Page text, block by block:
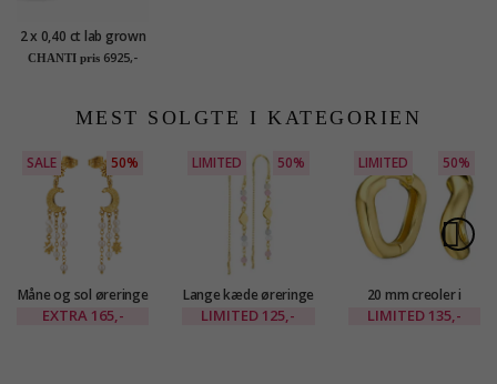
2 x 0,40 ct lab grown
diamant
med lab grown
diamant
CHANTI pris 6925,-
MEST SOLGTE I KATEGORIEN
SALE 50%
Måne og sol øreringe
i forgyldt messing -
EXTRA 165,-
LIMITED 50%
Lange kæde øreringe
i forgyldt messing -
LIMITED 125,-
LIMITED 50%
20 mm creoler i
forgyldt messing -
LIMITED 135,-